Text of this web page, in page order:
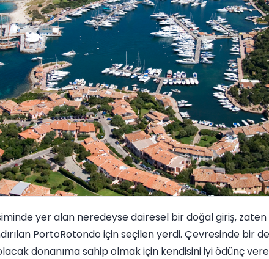
yer alan neredeyse dairesel bir doğal giriş,
PortoRotondo için seçilen yerdi. Çevresinde bir
donanıma sahip olmak için kendisini iyi ödünç